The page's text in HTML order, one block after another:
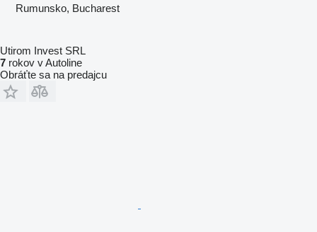
Rumunsko, Bucharest
Utirom Invest SRL
7 rokov v Autoline
Obráťte sa na predajcu